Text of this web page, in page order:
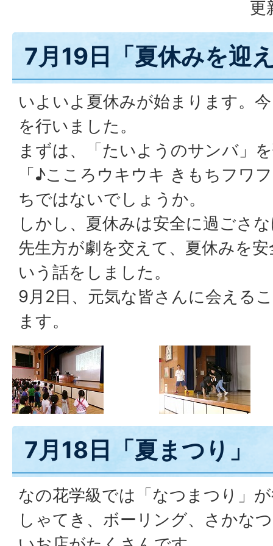
更
7月19日「夏休みを迎
いよいよ夏休みが始まります。
を行いました。
まずは、「たいようのサンバ」
「♪こころウキウキ きもちフワ
ちではないでしょうか。
しかし、夏休みは安全に過ごさ
先生方が劇を交えて、夏休みを
いう話をしました。
9月2日、元気な皆さんに会える
ます。
7月18日「夏まつり」
なの花学級では「なつまつり」
しゃてき、ボーリング、さかな